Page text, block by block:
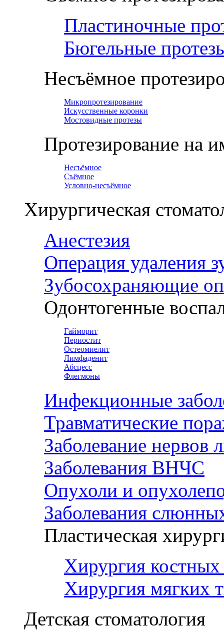
Пластиночные
Бюгельные
Несъёмное
Микропротезирование
Искусственные коронки
Мостовидные протезы
Протезирование на
Несъёмное
Съёмное
Условно-несъёмное
Хирургическая
Анестезия
Операция удаления
Зубосохраняющие
Одонтогенные
Гайморит
Периостит
Остеомиелит
Лимфаденит
Абсцесс
Флегмоны
Инфекционные
Травматические
Заболевание нервов
Заболевания ВНЧС
Опухоли и
Заболевания
Пластическая
Хирургия костных
Хирургия мягких
Детская стоматология